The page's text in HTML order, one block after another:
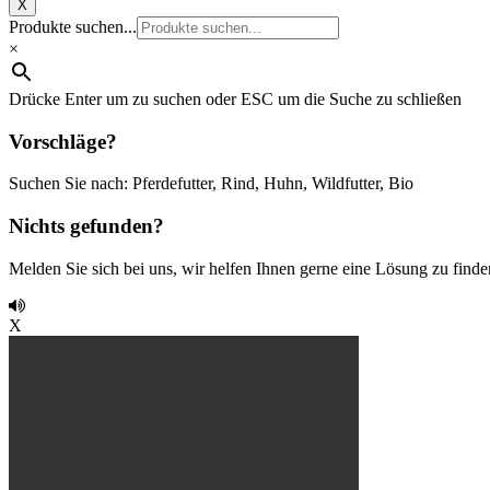
X
Produkte suchen...
×
Drücke Enter um zu suchen oder ESC um die Suche zu schließen
Vorschläge?
Suchen Sie nach: Pferdefutter, Rind, Huhn, Wildfutter, Bio
Nichts gefunden?
Melden Sie sich bei uns, wir helfen Ihnen gerne eine Lösung zu
X